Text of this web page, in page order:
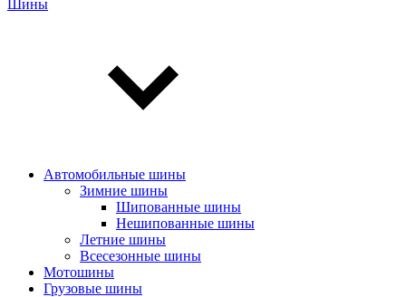
Шины
Автомобильные шины
Зимние шины
Шипованные шины
Нешипованные шины
Летние шины
Всесезонные шины
Мотошины
Грузовые шины